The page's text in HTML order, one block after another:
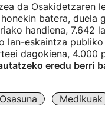
da Osakidetzaren
batera, duela
handiena, 7.642
lan-eskaintza
dagokiena, 4.000
eredu berri
Osasuna Medikuak